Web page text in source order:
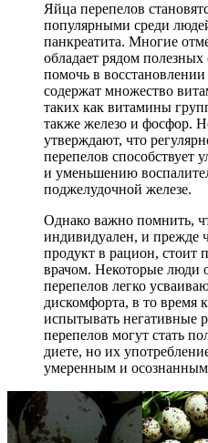
Яйца перепелов
популярными среди
панкреатита. Многие
обладает рядом
помочь в
содержат множество
таких как витамины
также железо и фосфор.
утверждают, что
перепелов
и уменьшению
поджелудочной железе.
Однако важно помнить,
индивидуален, и прежде
продукт в рацион, стоит
врачом. Некоторые люди
перепелов легко
дискомфорта, в то время
испытывать негативные
перепелов могут стать
диете, но их
умеренным и